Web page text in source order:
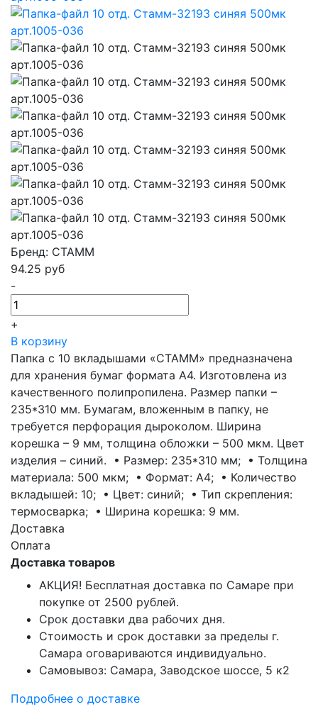
Бренд: СТАММ
94.25 руб
-
+
В корзину
Папка с 10 вкладышами «СТАММ» предназначена
для хранения бумаг формата А4. Изготовлена из
качественного полипропилена. Размер папки –
235*310 мм. Бумагам, вложенным в папку, не
требуется перфорация дыроколом. Ширина
корешка – 9 мм, толщина обложки – 500 мкм. Цвет
изделия – синий. • Размер: 235*310 мм; • Толщина
материала: 500 мкм; • Формат: А4; • Количество
вкладышей: 10; • Цвет: синий; • Тип скрепления:
термосварка; • Ширина корешка: 9 мм.
Доставка
Оплата
Доставка товаров
АКЦИЯ! Бесплатная доставка по Самаре при
покупке от 2500 рублей.
Срок доставки два рабочих дня.
Стоимость и срок доставки за пределы г.
Самара оговариваются индивидуально.
Самовывоз: Самара, Заводское шоссе, 5 к2
Подробнее о доставке